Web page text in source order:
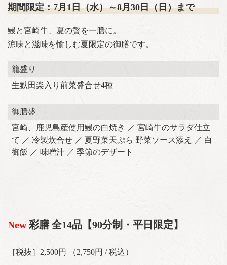
期間限定：7月1日（水）～8月30日（日）まで
鰻と宮崎牛、夏の贅を一膳に。
涼味と滋味を愉しむ夏限定の御膳です。
籠盛り
生麩田楽入り前菜盛合せ4種
御膳盛
宮崎、鹿児島産使用鰻の白焼き ／ 宮崎牛のサラダ仕立
て ／ 冷製炊合せ ／ 夏野菜天ぷら 野菜ソース添え ／ 白
御飯 ／ 味噌汁 ／ 季節のデザート
New彩膳 全14品【90分制・平日限定】
［税抜］2,500円 （2,750円 / 税込）